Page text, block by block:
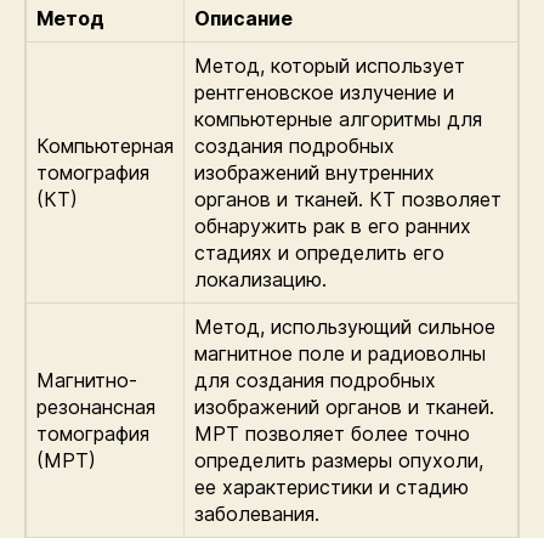
Метод Описание
Компьютерная
томография
(КТ)
Метод, который использует
рентгеновское излучение и
компьютерные алгоритмы для
создания подробных
изображений внутренних
органов и тканей. КТ позволяет
обнаружить рак в его ранних
стадиях и определить его
локализацию.
Магнитно-
резонансная
томография
(МРТ)
Метод, использующий сильное
магнитное поле и радиоволны
для создания подробных
изображений органов и тканей.
МРТ позволяет более точно
определить размеры опухоли,
ее характеристики и стадию
заболевания.